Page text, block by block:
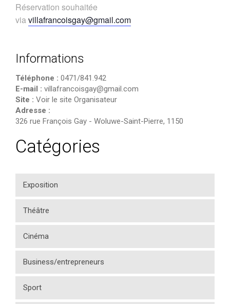
Réservation souhaitée
viavillafrancoisgay@gmail.com
Informations
Téléphone : 0471/841.942
E-mail : villafrancoisgay@gmail.com
Site : Voir le site Organisateur
Adresse :
326 rue François Gay - Woluwe-Saint-Pierre, 1150
Catégories
Exposition
Théâtre
Cinéma
Business/entrepreneurs
Sport